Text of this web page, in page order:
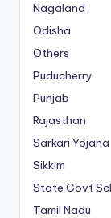
Nagaland
Odisha
Others
Puducherry
Punjab
Rajasthan
Sarkari Yojana
Sikkim
State Govt
Tamil Nadu